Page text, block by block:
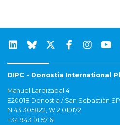
DIPC - Donostia International
Manuel Lardizabal 4
E20018 Donostia / San Sebastián
N 43.305822, W 2.010172
+34 943 01 57 61